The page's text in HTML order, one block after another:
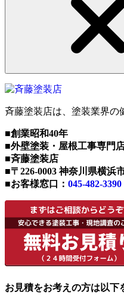
斉藤塗装店は、塗装業界の
■創業昭和40年
■外壁塗装・屋根工事専門
■斉藤塗装店
■〒226-0003 神奈川県横浜
■お客様窓口： 045-482-3390
お見積をお考えの方は以下